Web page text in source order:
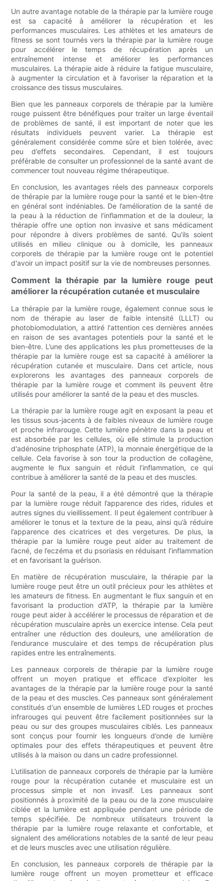
Un autre avantage notable de la thérapie par la lumière rouge
est sa capacité à améliorer la récupération et les
performances musculaires. Les athlètes et les amateurs de
fitness se sont tournés vers la thérapie par la lumière rouge
pour accélérer le temps de récupération après un
entraînement intense et améliorer les performances
musculaires. La thérapie aide à réduire la fatigue musculaire,
à augmenter la circulation et à favoriser la réparation et la
croissance des tissus musculaires.
Bien que les panneaux corporels de thérapie par la lumière
rouge puissent être bénéfiques pour traiter un large éventail
de problèmes de santé, il est important de noter que les
résultats individuels peuvent varier. La thérapie est
généralement considérée comme sûre et bien tolérée, avec
peu d’effets secondaires. Cependant, il est toujours
préférable de consulter un professionnel de la santé avant de
commencer tout nouveau régime thérapeutique.
En conclusion, les avantages réels des panneaux corporels
de thérapie par la lumière rouge pour la santé et le bien-être
en général sont indéniables. De l’amélioration de la santé de
la peau à la réduction de l’inflammation et de la douleur, la
thérapie offre une option non invasive et sans médicament
pour répondre à divers problèmes de santé. Qu'ils soient
utilisés en milieu clinique ou à domicile, les panneaux
corporels de thérapie par la lumière rouge ont le potentiel
d'avoir un impact positif sur la vie de nombreuses personnes.
Comment la thérapie par la lumière rouge peut
améliorer la récupération cutanée et musculaire
La thérapie par la lumière rouge, également connue sous le
nom de thérapie au laser de faible intensité (LLLT) ou
photobiomodulation, a attiré l'attention ces dernières années
en raison de ses avantages potentiels pour la santé et le
bien-être. L’une des applications les plus prometteuses de la
thérapie par la lumière rouge est sa capacité à améliorer la
récupération cutanée et musculaire. Dans cet article, nous
explorerons les avantages des panneaux corporels de
thérapie par la lumière rouge et comment ils peuvent être
utilisés pour améliorer la santé de la peau et des muscles.
La thérapie par la lumière rouge agit en exposant la peau et
les tissus sous-jacents à de faibles niveaux de lumière rouge
et proche infrarouge. Cette lumière pénètre dans la peau et
est absorbée par les cellules, où elle stimule la production
d'adénosine triphosphate (ATP), la monnaie énergétique de la
cellule. Cela favorise à son tour la production de collagène,
augmente le flux sanguin et réduit l’inflammation, ce qui
contribue à améliorer la santé de la peau et des muscles.
Pour la santé de la peau, il a été démontré que la thérapie
par la lumière rouge réduit l’apparence des rides, ridules et
autres signes du vieillissement. Il peut également contribuer à
améliorer le tonus et la texture de la peau, ainsi qu’à réduire
l’apparence des cicatrices et des vergetures. De plus, la
thérapie par la lumière rouge peut aider au traitement de
l’acné, de l’eczéma et du psoriasis en réduisant l’inflammation
et en favorisant la guérison.
En matière de récupération musculaire, la thérapie par la
lumière rouge peut être un outil précieux pour les athlètes et
les amateurs de fitness. En augmentant le flux sanguin et en
favorisant la production d’ATP, la thérapie par la lumière
rouge peut aider à accélérer le processus de réparation et de
récupération musculaire après un exercice intense. Cela peut
entraîner une réduction des douleurs, une amélioration de
l’endurance musculaire et des temps de récupération plus
rapides entre les entraînements.
Les panneaux corporels de thérapie par la lumière rouge
offrent un moyen pratique et efficace d’exploiter les
avantages de la thérapie par la lumière rouge pour la santé
de la peau et des muscles. Ces panneaux sont généralement
constitués d'un ensemble de lumières LED rouges et proches
infrarouges qui peuvent être facilement positionnées sur la
peau ou sur des groupes musculaires ciblés. Les panneaux
sont conçus pour fournir les longueurs d’onde de lumière
optimales pour des effets thérapeutiques et peuvent être
utilisés à la maison ou dans un cadre professionnel.
L’utilisation de panneaux corporels de thérapie par la lumière
rouge pour la récupération cutanée et musculaire est un
processus simple et non invasif. Les panneaux sont
positionnés à proximité de la peau ou de la zone musculaire
ciblée et la lumière est appliquée pendant une période de
temps spécifiée. De nombreux utilisateurs trouvent la
thérapie par la lumière rouge relaxante et confortable, et
signalent des améliorations notables de la santé de leur peau
et de leurs muscles avec une utilisation régulière.
En conclusion, les panneaux corporels de thérapie par la
lumière rouge offrent un moyen prometteur et efficace